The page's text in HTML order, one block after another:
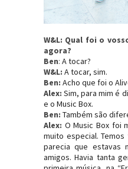
W&L: Qual foi o
agora?
Ben: A tocar?
W&L: A tocar, sim.
Ben: Acho que foi o
Alex: Sim, para mim é
e o Music Box.
Ben: Também são
Alex: O Music Box foi
muito especial.
parecia que estavas
amigos. Havia tanta